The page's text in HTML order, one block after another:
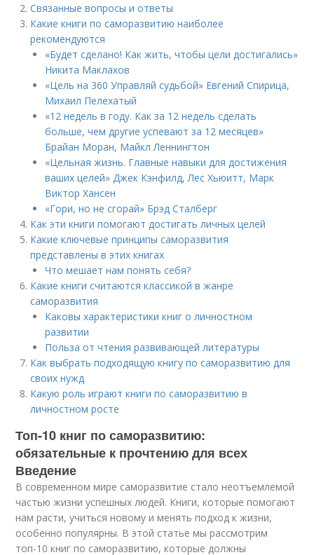
Связанные вопросы и ответы
Какие книги по саморазвитию наиболее
рекомендуются
«Будет сделано! Как жить, чтобы цели достигались»
Никита Маклахов
«Цель на 360 Управляй судьбой» Евгений Спирица,
Михаил Пелехатый
«12 недель в году. Как за 12 недель сделать
больше, чем другие успевают за 12 месяцев»
Брайан Моран, Майкл Леннингтон
«Цельная жизнь. Главные навыки для достижения
ваших целей» Джек Кэнфилд, Лес Хьюитт, Марк
Виктор Хансен
«Гори, но не сгорай» Брэд Сталберг
Как эти книги помогают достигать личных целей
Какие ключевые принципы саморазвития
представлены в этих книгах
Что мешает нам понять себя?
Какие книги считаются классикой в жанре
саморазвития
Каковы характеристики книг о личностном
развитии
Польза от чтения развивающей литературы
Как выбрать подходящую книгу по саморазвитию для
своих нужд
Какую роль играют книги по саморазвитию в
личностном росте
Топ-10 книг по саморазвитию:
обязательные к прочтению для всех
Введение
В современном мире саморазвитие стало неотъемлемой
частью жизни успешных людей. Книги, которые помогают
нам расти, учиться новому и менять подход к жизни,
особенно популярны. В этой статье мы рассмотрим
топ-10 книг по саморазвитию, которые должны